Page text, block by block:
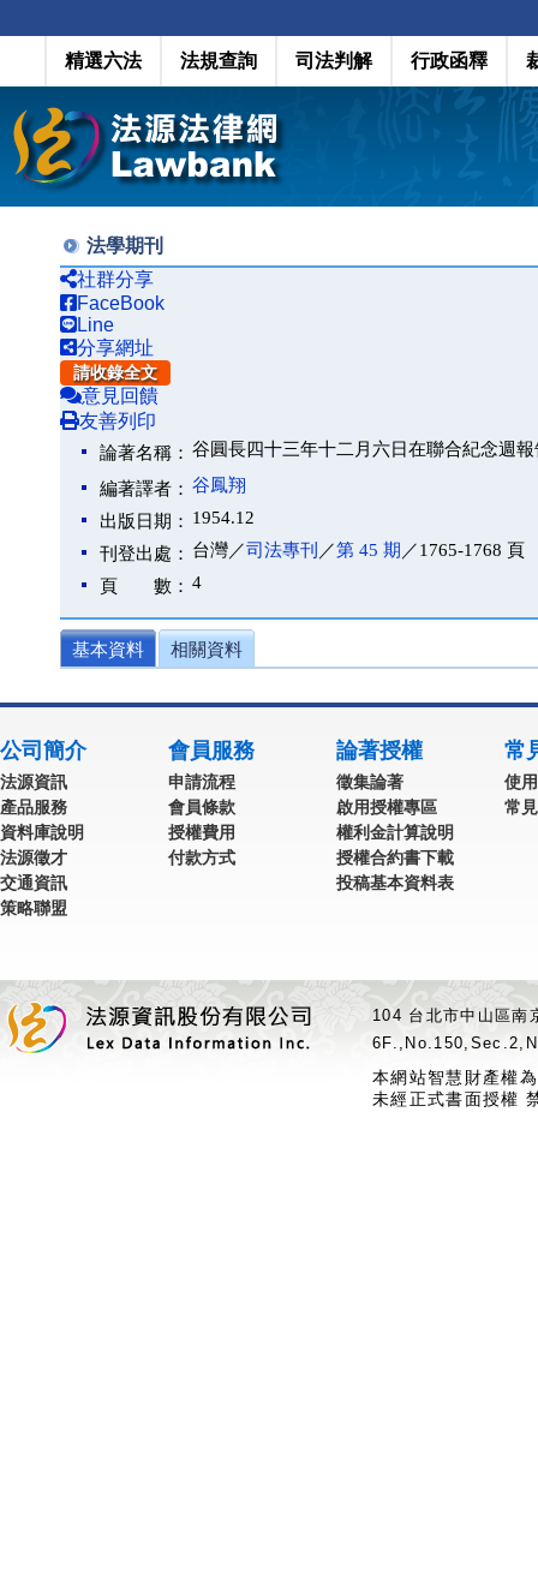
精選六法 法規查詢 司法判解 行政函釋
法學期刊
社群分享
FaceBook
Line
分享網址
請收錄全文
意見回饋
友善列印
論著名稱： 谷圓長四十三年十二月六日在聯合紀念週
編著譯者： 谷鳳翔
出版日期： 1954.12
刊登出處： 台灣／司法專刊 ／第 45 期 ／1765-1768 頁
頁 數： 4
基本資料 相關資料
公司簡介
法源資訊
產品服務
資料庫說明
法源徵才
交通資訊
策略聯盟
會員服務
申請流程
會員條款
授權費用
付款方式
論著授權
徵集論著
啟用授權專區
權利金計算說明
授權合約書下載
投稿基本資料表
常
使
常
104 台北市中山區
本網站智慧財產權
未經正式書面授權